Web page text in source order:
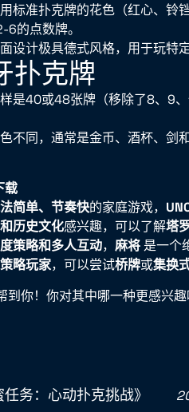
标准扑克牌的花色（红心、
的点数牌。
设计极具德式风格，用于玩特
扑克牌
是40或48张牌（移除了8、9
不同，通常是金币、酒杯、剑
载
简单、节奏快的家庭游戏，
历史文化感兴趣，可以了解塔
策略和多人互动， 麻将 是一个
略玩家，可以尝试桥牌或集换
到你！你对其中哪一种更感兴趣
任务：心动扑克挑战》